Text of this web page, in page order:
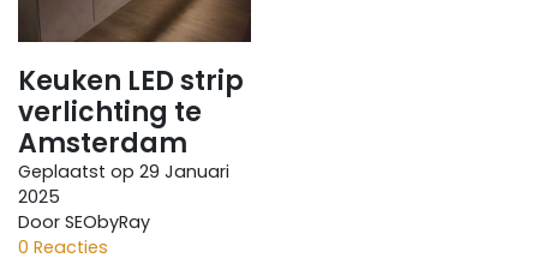
Keuken LED strip
verlichting te
Amsterdam
Geplaatst op 29 Januari
2025
Door SEObyRay
0 Reacties